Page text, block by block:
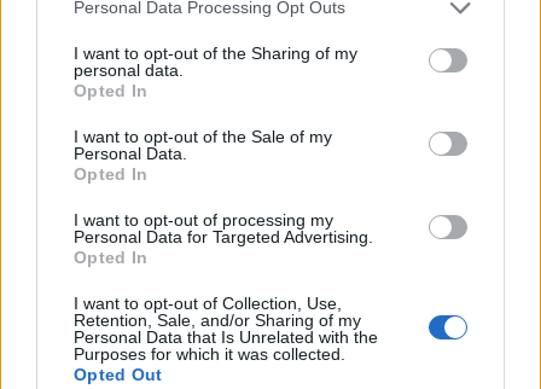
Personal Data Processing Opt Outs
I want to opt-out of the Sharing of my
personal data.
Opted In
I want to opt-out of the Sale of my
Personal Data.
Opted In
I want to opt-out of processing my
Personal Data for Targeted Advertising.
Opted In
I want to opt-out of Collection, Use,
Retention, Sale, and/or Sharing of my
Personal Data that Is Unrelated with the
Purposes for which it was collected.
Opted Out
egy erdélyi településen
Székely Sport
energiája segíthet a nehéz
Nőileg
„influenszer-füvesasszony”:
Gáspár Hajnal